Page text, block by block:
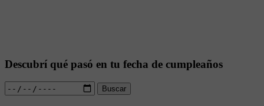
Descubrí qué pasó en tu fecha de cumpleaños
Buscar